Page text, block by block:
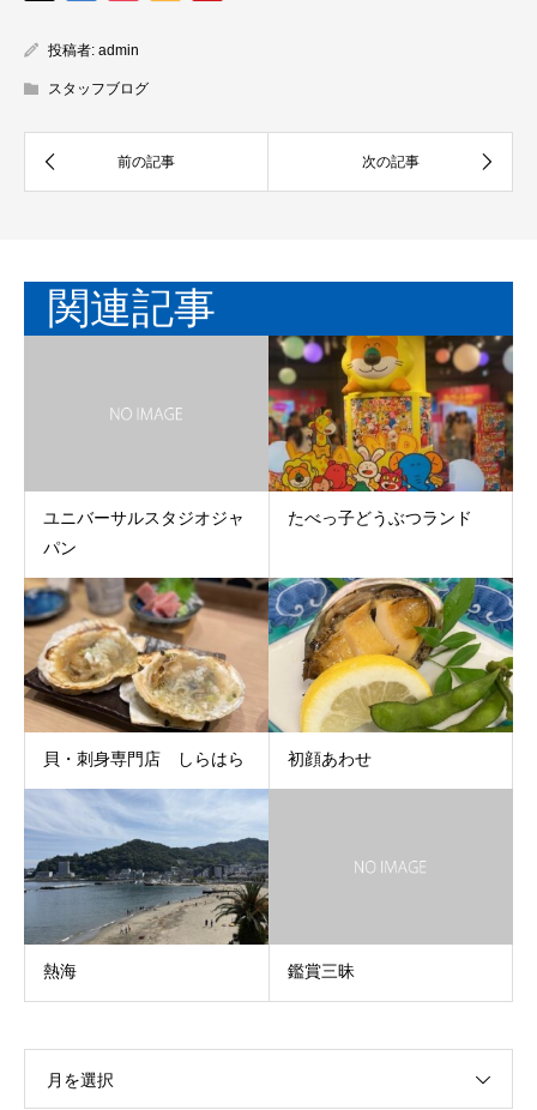
投稿者: admin
スタッフブログ
関連記事
ユニバーサルスタジオジャ
パン
たべっ子どうぶつランド
貝・刺身専門店 しらはら 初顔あわせ
熱海 鑑賞三昧
月を選択